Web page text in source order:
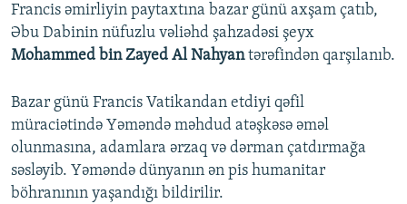
Francis əmirliyin paytaxtına bazar günü axşam çatıb,
Əbu Dabinin nüfuzlu vəliəhd şahzadəsi şeyx
Mohammed bin Zayed Al Nahyantərəfindən qarşılanıb.
Bazar günü Francis Vatikandan etdiyi qəfil
müraciətində Yəməndə məhdud atəşkəsə əməl
olunmasına, adamlara ərzaq və dərman çatdırmağa
səsləyib. Yəməndə dünyanın ən pis humanitar
böhranının yaşandığı bildirilir.